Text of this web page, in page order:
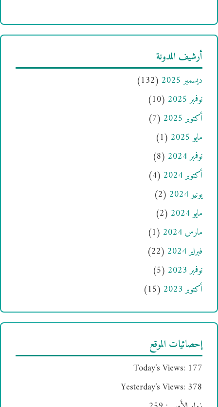
أرشيف المدونة
ديسمبر 2025
(132)
نوفمبر 2025
(10)
أكتوبر 2025
(7)
مايو 2025
(1)
نوفمبر 2024
(8)
أكتوبر 2024
(4)
يونيو 2024
(2)
مايو 2024
(2)
مارس 2024
(1)
فبراير 2024
(22)
نوفمبر 2023
(5)
أكتوبر 2023
(15)
إحصائيات الموقع
Today's Views: 177
Yesterday's Views: 378